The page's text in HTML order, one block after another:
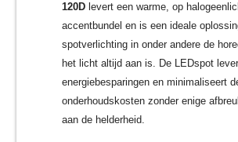
120D levert een warme, op
accentbundel en is een ideale
spotverlichting in onder andere de
het licht altijd aan is. De LEDspot
energiebesparingen en minimaliseert
onderhoudskosten zonder enige
aan de helderheid.